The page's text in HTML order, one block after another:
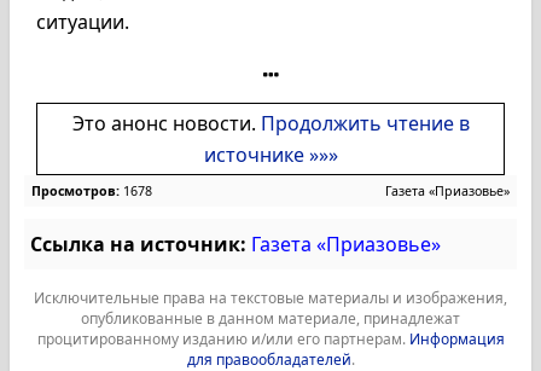
ситуации.
Это анонс новости. Продолжить чтение в
источнике »»»
Просмотров: 1678 Газета «Приазовье»
Ссылка на источник: Газета «Приазовье»
Исключительные права на текстовые материалы и изображения,
опубликованные в данном материале, принадлежат
процитированному изданию и/или его партнерам. Информация
для правообладателей.